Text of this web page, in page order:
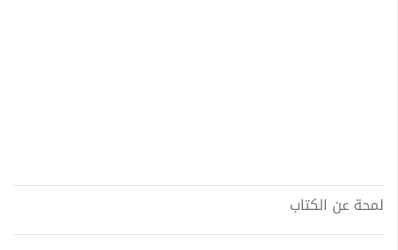
لمحة عن الكتاب